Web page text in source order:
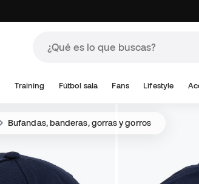
Training Fútbol sala Fans Lifestyle
Bufandas, banderas, gorras y gorros